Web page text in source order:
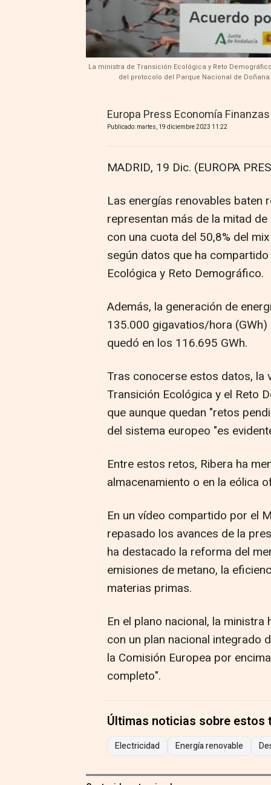
La ministra de Transición Ecológica y Reto
del protocolo del Parque Nacional de
Europa Press Economía Finanzas
Publicado: martes, 19 diciembre 2023 11:22
MADRID, 19 Dic. (EUROPA
Las energías renovables baten
representan más de la mitad
con una cuota del 50,8% del
según datos que ha
Ecológica y Reto Demográfico.
Además, la generación de
135.000 gigavatios/hora
quedó en los 116.695 GWh.
Tras conocerse estos datos, la
Transición Ecológica y el Reto
que aunque quedan "retos
del sistema europeo "es
Entre estos retos, Ribera ha
almacenamiento o en la eólica
En un vídeo compartido por el
repasado los avances de la
ha destacado la reforma del
emisiones de metano, la
materias primas.
En el plano nacional, la
con un plan nacional integrado
la Comisión Europea por
completo".
Últimas noticias sobre estos
Electricidad Energía renovable